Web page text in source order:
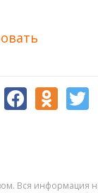
Вся информация